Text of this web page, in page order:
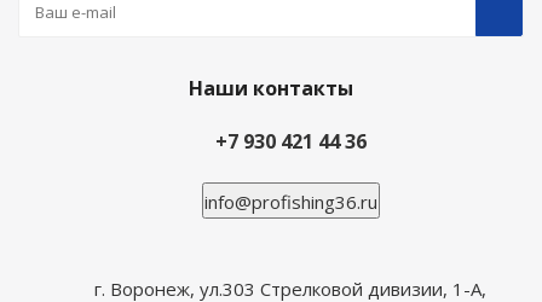
Наши контакты
+7 930 421 44 36
info@profishing36.ru
г. Воронеж, ул.303 Стрелковой дивизии, 1-А,